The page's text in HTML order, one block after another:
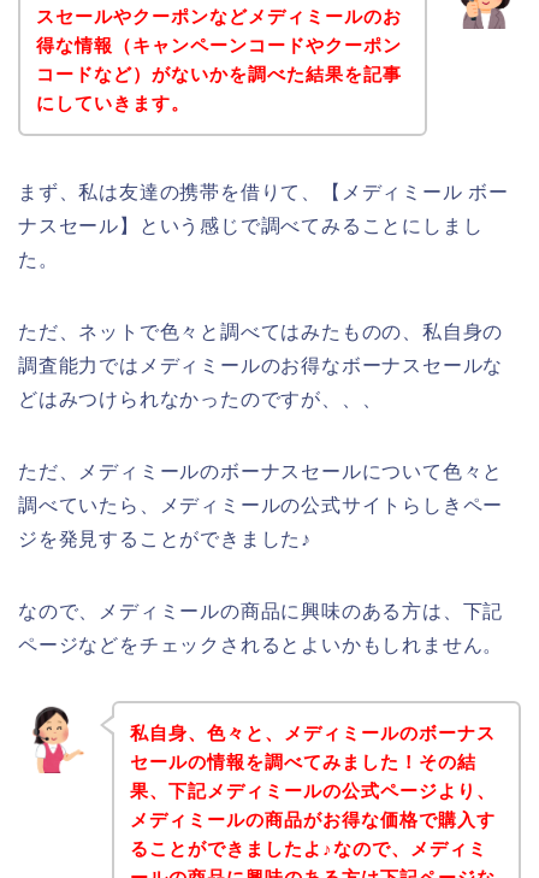
スセールやクーポンなどメディミールのお
得な情報（キャンペーンコードやクーポン
コードなど）がないかを調べた結果を記事
にしていきます。
まず、私は友達の携帯を借りて、【メディミール ボー
ナスセール】という感じで調べてみることにしまし
た。
ただ、ネットで色々と調べてはみたものの、私自身の
調査能力ではメディミールのお得なボーナスセールな
どはみつけられなかったのですが、、、
ただ、メディミールのボーナスセールについて色々と
調べていたら、メディミールの公式サイトらしきペー
ジを発見することができました♪
なので、メディミールの商品に興味のある方は、下記
ページなどをチェックされるとよいかもしれません。
私自身、色々と、メディミールのボーナス
セールの情報を調べてみました！その結
果、下記メディミールの公式ページより、
メディミールの商品がお得な価格で購入す
ることができましたよ♪なので、メディミ